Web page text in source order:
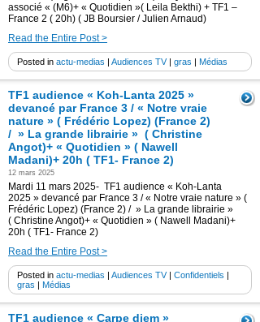
associé « (M6)+ « Quotidien »( Leila Bekthi) + TF1 –
France 2 ( 20h) ( JB Boursier / Julien Arnaud)
Read the Entire Post >
Posted in actu-medias | Audiences TV| gras | Médias
TF1 audience « Koh-Lanta 2025 »
devancé par France 3 / « Notre vraie
nature » ( Frédéric Lopez) (France 2)
/ » La grande librairie » ( Christine
Angot)+ « Quotidien » ( Nawell
Madani)+ 20h ( TF1- France 2)
12 mars 2025
Mardi 11 mars 2025- TF1 audience « Koh-Lanta
2025 » devancé par France 3 / « Notre vraie nature » (
Frédéric Lopez) (France 2) / » La grande librairie »
( Christine Angot)+ « Quotidien » ( Nawell Madani)+
20h ( TF1- France 2)
Read the Entire Post >
Posted in actu-medias | Audiences TV| Confidentiels |
gras | Médias
TF1 audience « Carpe diem »